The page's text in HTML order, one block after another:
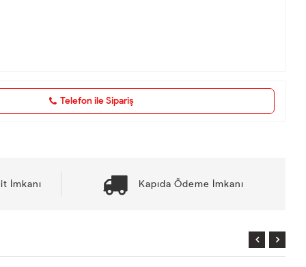
Telefon ile Sipariş
İmkanı Kapıda Ödeme İmkanı